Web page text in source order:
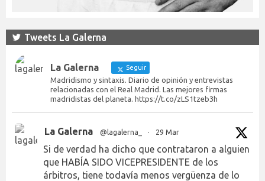
Tweets La Galerna
La Galerna Seguir
Madridismo y sintaxis. Diario de opinión y entrevistas
relacionadas con el Real Madrid. Las mejores firmas
madridistas del planeta. https://t.co/zLS1tzeb3h
La Galerna @lagalerna_ · 29 Mar
Si de verdad ha dicho que contrataron a alguien
que HABÍA SIDO VICEPRESIDENTE de los
árbitros, tiene todavía menos vergüenza de lo